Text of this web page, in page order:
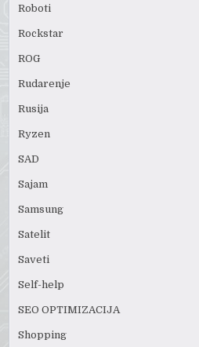
Roboti
Rockstar
ROG
Rudarenje
Rusija
Ryzen
SAD
Sajam
Samsung
Satelit
Saveti
Self-help
SEO OPTIMIZACIJA
Shopping